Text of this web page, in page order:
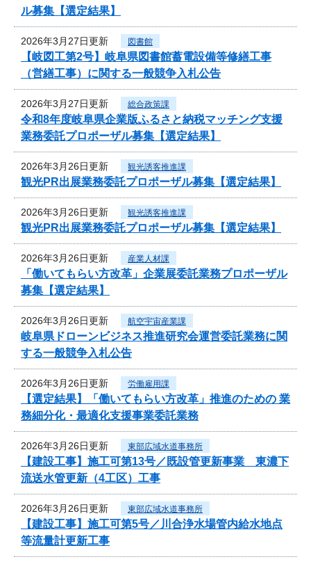
ル募集【選定結果】
2026年3月27日更新 図書館
【岐図工第2号】岐阜県図書館蓄電設備等修繕工事
（営繕工事）に関する一般競争入札公告
2026年3月27日更新 総合政策課
令和8年度岐阜県企業版ふるさと納税マッチング支援
業務委託プロポーザル募集【選定結果】
2026年3月26日更新 観光誘客推進課
観光PR出展業務委託プロポーザル募集【選定結果】
2026年3月26日更新 観光誘客推進課
観光PR出展業務委託プロポーザル募集【選定結果】
2026年3月26日更新 産業人材課
「働いてもらい方改革」企業展委託業務プロポーザル
募集【選定結果】
2026年3月26日更新 航空宇宙産業課
岐阜県ドローンビジネス推進研究会運営委託業務に関
する一般競争入札公告
2026年3月26日更新 労働雇用課
【選定結果】「働いてもらい方改革」推進のための 業
務細分化・最適化支援事業委託業務
2026年3月26日更新 東部広域水道事務所
【建設工事】施工可第13号／既設管更新事業 東濃下
流送水管更新（4工区）工事
2026年3月26日更新 東部広域水道事務所
【建設工事】施工可第5号／川合浄水場管内給水地点
等流量計更新工事